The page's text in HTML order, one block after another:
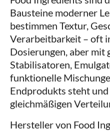
Bausteine moderner
bestimmen Textur,
Verarbeitbarkeit – oft
Dosierungen, aber
Stabilisatoren,
funktionelle
Endprodukts steht
gleichmäßigen
Hersteller von Food